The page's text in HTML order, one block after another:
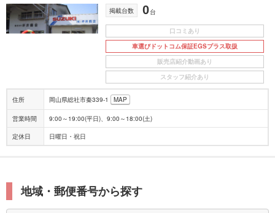
掲載台数 0台
口コミあり
車選びドットコム保証EGSプラス取扱
販売店紹介動画あり
スタッフ紹介あり
住所 岡山県総社市秦339-1 MAP
営業時間 9:00～19:00(平日)、9:00～18:00(土)
定休日 日曜日・祝日
地域・郵便番号から探す